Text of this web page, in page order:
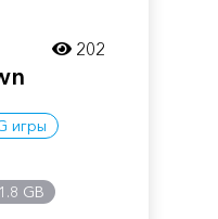
игры
GB
202